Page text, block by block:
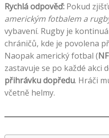
Rychlá odpověď:Pokud
americkým fotbalem a
vybavení. Rugby je
chráničů, kde je povolena
Naopak americký fotbal (
zastavuje se po každé akci
přihrávku dopředu. Hráči
včetně helmy.